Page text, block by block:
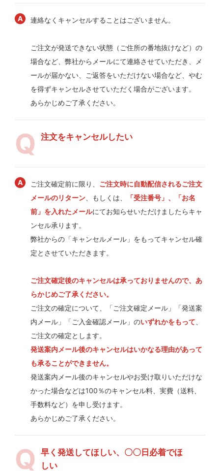
連絡なくキャンセルすることはございません。
ご注文が発送できない状態（ご住所の番地抜けなど）の
場合など、弊社からメールにて連絡させていただき、メ
ールが届かない、ご返答をいただけない場合など、やむ
を得ずキャンセルさせていただく場合がございます。
あらかじめご了承ください。
注文をキャンセルしたい
ご注文確定前に限り、 ご注文時に自動配信されるご注文
メールのリターン 、もしくは、
「受注番号」、「お名
前」を入れたメールにてお知らせいただけましたらキャ
ンセル承ります。
弊社からの「キャンセルメール」をもってキャンセル確
定とさせていただきます。
ご注文確定後のキャンセルは承っておりませんので、あ
らかじめご了承ください。
ご注文の確定について、「ご注文確定メール」「発送案
内メール」「ご入金確認メール」のいずれかをもって
ご注文の確定とします。
発送案内メール後のキャンセルはいかなる理由があって
も承ることができません。
発送案内メール後のキャンセルやお受け取りいただけな
かった場合などは100％のキャンセル料、実費（送料、
手数料など）を申し受けます。
あらかじめご了承ください。
早く発送してほしい、〇〇日必着でほ
しい